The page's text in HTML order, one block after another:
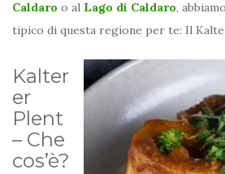
Caldaro o al Lago di Caldaro,
tipico di questa regione per te: Il
Kalter
er
Plent
– Che
cos’è?